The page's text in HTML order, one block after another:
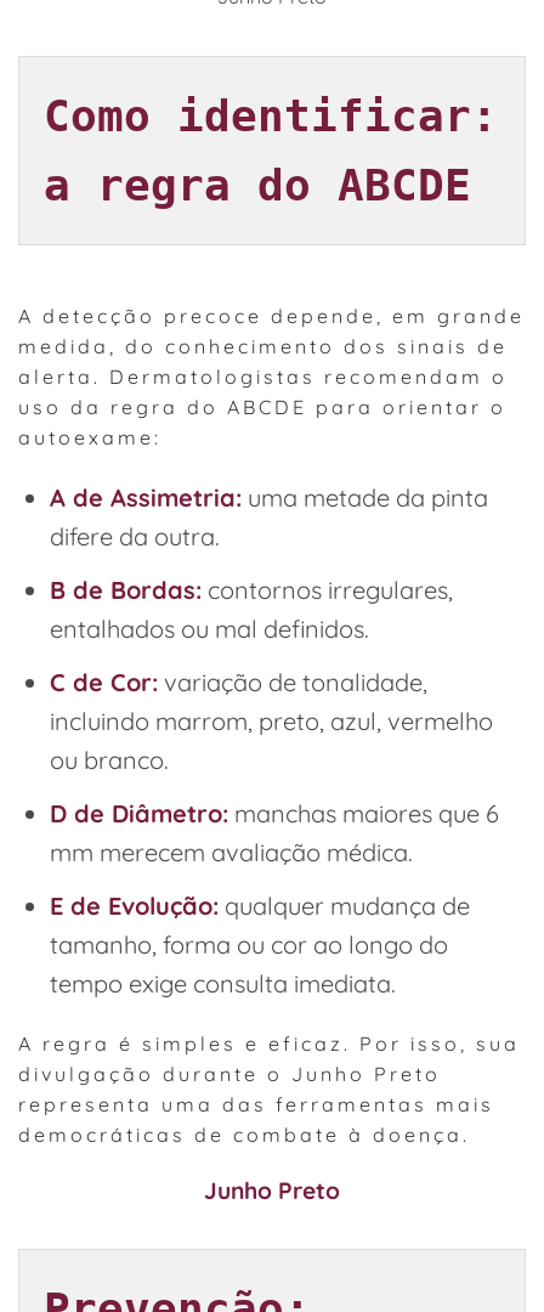
Como identificar:
a regra do ABCDE
A detecção precoce depende, em grande
medida, do conhecimento dos sinais de
alerta. Dermatologistas recomendam o
uso da regra do ABCDE para orientar o
autoexame:
A de Assimetria: uma metade da pinta
difere da outra.
B de Bordas: contornos irregulares,
entalhados ou mal definidos.
C de Cor: variação de tonalidade,
incluindo marrom, preto, azul, vermelho
ou branco.
D de Diâmetro: manchas maiores que 6
mm merecem avaliação médica.
E de Evolução: qualquer mudança de
tamanho, forma ou cor ao longo do
tempo exige consulta imediata.
A regra é simples e eficaz. Por isso, sua
divulgação durante o Junho Preto
representa uma das ferramentas mais
democráticas de combate à doença.
Junho Preto